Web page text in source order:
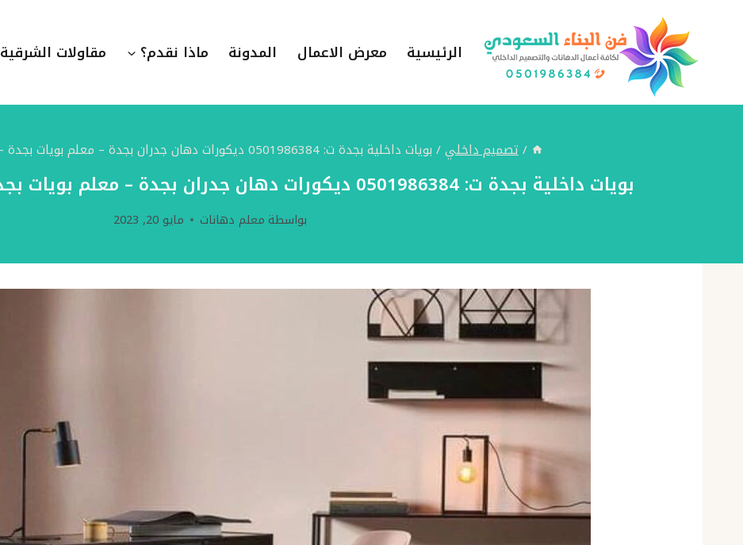
المحتوى
الرئيسية معرض الاعمال المدونة ماذا نقدم؟ مقاولات الشرقية
/تصميم داخلي/ بويات داخلية بجدة ت: 0501986384 ديكورات دهان جدران بجدة – معلم بويات بجدة – شركة دهانات في جدة
بويات داخلية بجدة ت: 0501986384 ديكورات دهان جدران بجدة – معلم بويات بجدة – شركة دهانات في جدة
بواسطة معلم دهانات مايو 20, 2023